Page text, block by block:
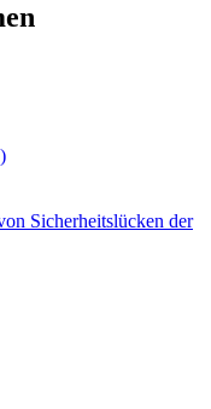
Sicherheitslücken der